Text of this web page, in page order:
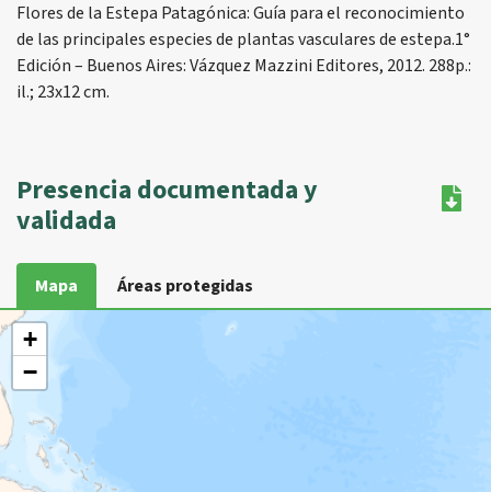
Flores de la Estepa Patagónica: Guía para el reconocimiento
de las principales especies de plantas vasculares de estepa.1°
Edición – Buenos Aires: Vázquez Mazzini Editores, 2012. 288p.:
il.; 23x12 cm.
Presencia documentada y
validada
Mapa Áreas protegidas
+
−